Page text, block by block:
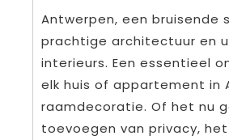
Antwerpen, een bruisende
prachtige architectuur en
interieurs. Een essentieel
elk huis of appartement in
raamdecoratie. Of het nu
toevoegen van privacy,